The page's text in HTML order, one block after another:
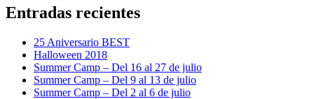
Entradas recientes
25 Aniversario BEST
Halloween 2018
Summer Camp – Del 16 al 27 de julio
Summer Camp – Del 9 al 13 de julio
Summer Camp – Del 2 al 6 de julio